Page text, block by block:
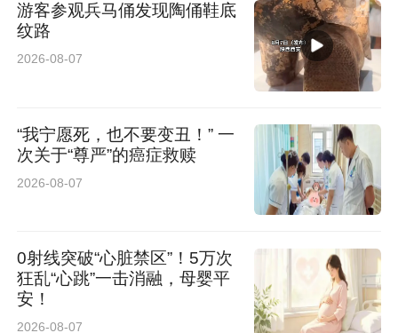
游客参观兵马俑发现陶俑鞋底
纹路
2026-08-07
“我宁愿死，也不要变丑！” 一
次关于“尊严”的癌症救赎
2026-08-07
0射线突破“心脏禁区”！5万次
狂乱“心跳”一击消融，母婴平
安！
2026-08-07